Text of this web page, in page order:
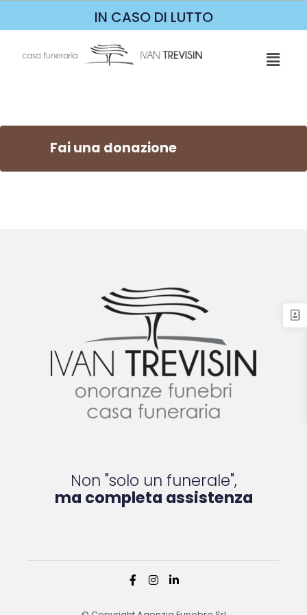
IN CASO DI LUTTO
Fai una donazione
Non "solo un funerale",
ma completa assistenza